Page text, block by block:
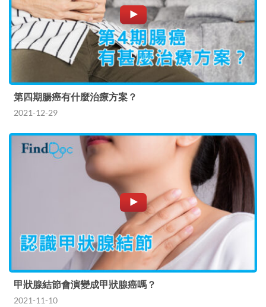
第四期腸癌有什麼治療方案？
2021-12-29
甲狀腺結節會演變成甲狀腺癌嗎？
2021-11-10